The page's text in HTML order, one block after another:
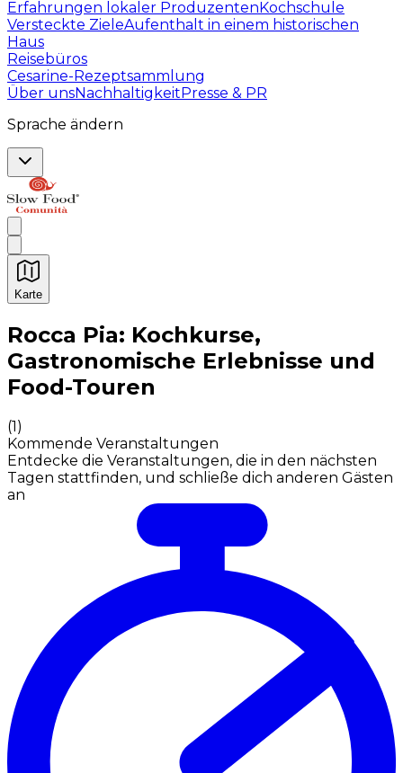
Erfahrungen lokaler ProduzentenKochschule
Versteckte ZieleAufenthalt in einem historischen
Haus
Reisebüros
Cesarine-Rezeptsammlung
Über unsNachhaltigkeitPresse & PR
Sprache ändern
Karte
Unvergessliche kulinarische Erlebnisse:
Rocca Pia: Kochkurse,
Gastronomische Erlebnisse und
Food-Touren
(1)
Kommende Veranstaltungen
Entdecke die Veranstaltungen, die in den nächsten
Tagen stattfinden, und schließe dich anderen Gästen
an